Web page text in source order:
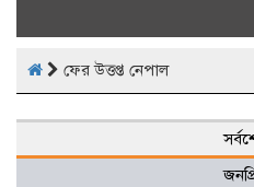
ফের উত্তপ্ত নেপাল